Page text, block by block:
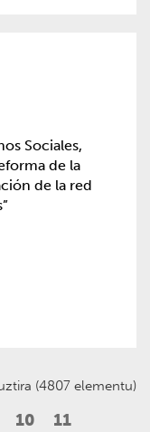
Sociales,
de la
de la red
(4807 elementu)
10
11